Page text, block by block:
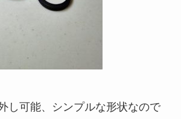
し可能、シンプルな形状なので